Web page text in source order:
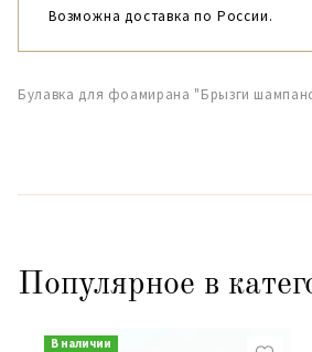
Возможна доставка по России.
Булавка для фоамирана "Брызги
Популярное в
В наличии